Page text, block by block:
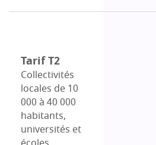
Tarif T2
Collectivités
locales de 10
000 à 40 000
habitants,
universités et